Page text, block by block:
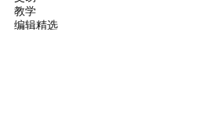
教学
编辑精选